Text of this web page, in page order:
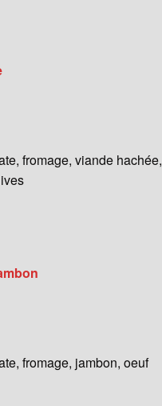
fromage, viande hachée,
fromage, jambon, oeuf